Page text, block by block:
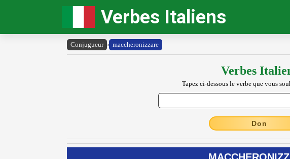
Verbes Italiens
Conjugueur › maccheronizzare
Verbes
Tapez ci-dessous le verbe que vous
Don